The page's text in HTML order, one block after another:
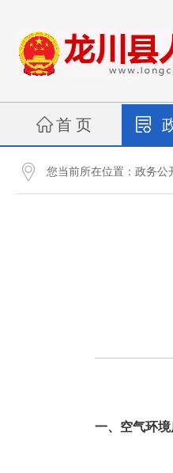
首 页
您当前所在位置： 政务公
一、空气环